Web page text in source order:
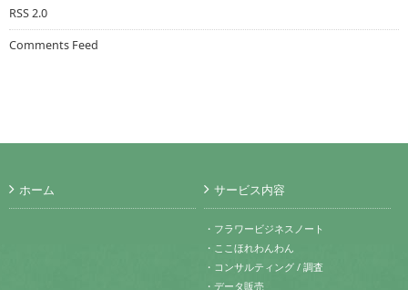
RSS 2.0
Comments Feed
ホーム サービス内容
・フラワービジネスノート
・ここほれわんわん
・コンサルティング / 調査
・データ販売